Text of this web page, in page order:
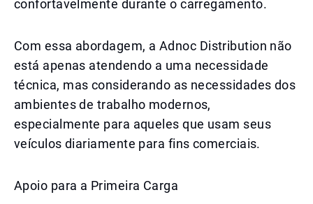
confortavelmente durante o carregamento.
Com essa abordagem, a Adnoc Distribution não
está apenas atendendo a uma necessidade
técnica, mas considerando as necessidades dos
ambientes de trabalho modernos,
especialmente para aqueles que usam seus
veículos diariamente para fins comerciais.
Apoio para a Primeira Carga